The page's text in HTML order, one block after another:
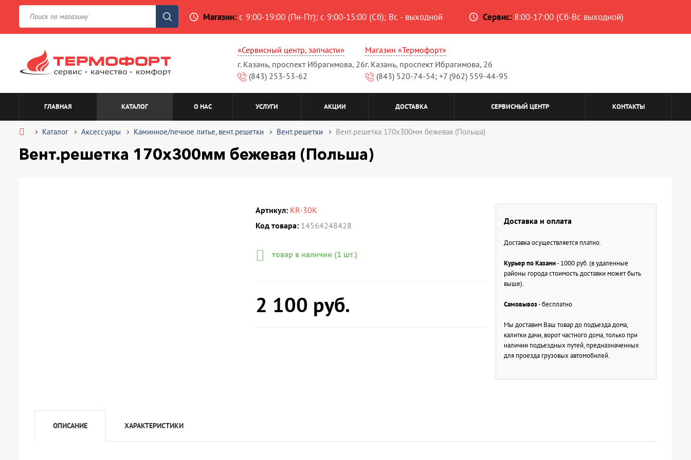
access_time Магазин:с 9:00-19:00 (Пн-Пт); с 9:00-15:00 (Сб); Вс - выходной access_time Сервис: 8:00-17:00 (Сб-Вс выходной)
«Сервисный центр, запчасти»
г. Казань, проспект Ибрагимова, 26
(843) 253-53-62
Магазин «Термофорт»
г. Казань, проспект Ибрагимова, 26
(843) 520-74-54; +7 (962) 559-44-95
ГЛАВНАЯ КАТАЛОГ О НАС УСЛУГИ АКЦИИ ДОСТАВКА СЕРВИСНЫЙ ЦЕНТР КОНТАКТЫ
Каталог Аксессуары Каминное/печное литье, вент.решетки Вент.решетки Вент.решетка 170х300мм бежевая (Польша)
Вент.решетка 170х300мм бежевая (Польша)
Артикул: KR-30K
Код товара: 14564248428
товар в наличии (1 шт.)
2 100 руб.
Доставка и оплата
Доставка осуществляется платно.
Курьер по Казани- 1000 руб. (в удаленные
районы города стоимость доставки может быть
выше).
Самовывоз- бесплатно
Мы доставим Ваш товар до подъезда дома,
калитки дачи, ворот частного дома, только при
наличии подъездных путей, предназначенных
для проезда грузовых автомобилей.
ОПИСАНИЕ ХАРАКТЕРИСТИКИ